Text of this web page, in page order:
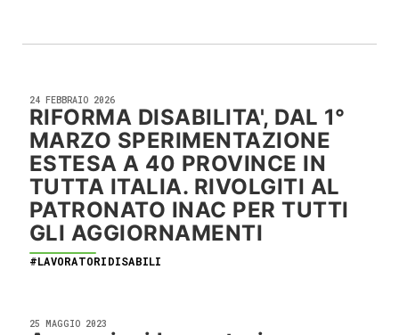
24 FEBBRAIO 2026
RIFORMA DISABILITA', DAL 1°
MARZO SPERIMENTAZIONE
ESTESA A 40 PROVINCE IN
TUTTA ITALIA. RIVOLGITI AL
PATRONATO INAC PER TUTTI
GLI AGGIORNAMENTI
#LAVORATORIDISABILI
25 MAGGIO 2023